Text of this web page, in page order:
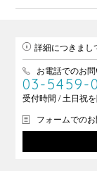
詳細につきまし
お電話でのお
03-5459-
受付時間 / 土日祝
フォームでの